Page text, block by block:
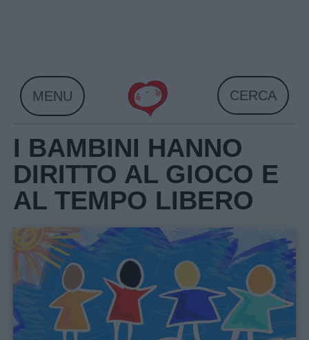
Home
MENU CERCA
I BAMBINI HANNO
DIRITTO AL GIOCO E
AL TEMPO LIBERO